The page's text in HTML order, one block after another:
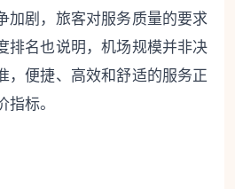
加剧，旅客对服务质量的要求
排名也说明，机场规模并非决
，便捷、高效和舒适的服务正
标。